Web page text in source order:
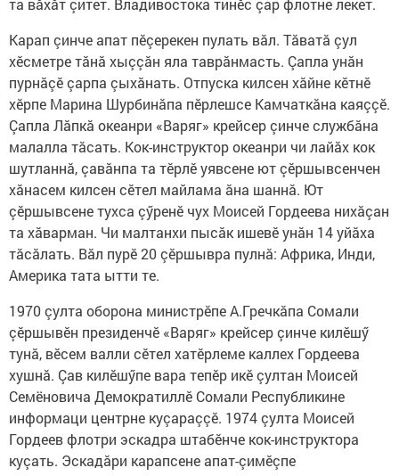
та вăхăт çитет. Владивостока тинӗс çар флотне лекет.
Карап çинче апат пӗçерекен пулать вăл. Тăватă çул
хӗсметре тăнă хыççăн яла таврăнмасть. Çапла унăн
пурнăçӗ çарпа çыхăнать. Отпуска килсен хăйне кӗтнӗ
хӗрпе Марина Шурбинăпа пӗрлешсе Камчаткăна каяççӗ.
Çапла Лăпкă океанри «Варяг» крейсер çинче службăна
малалла тăсать. Кок-инструктор океанри чи лайăх кок
шутланнă, çавăнпа та тӗрлӗ уявсене ют çӗршывсенчен
хăнасем килсен сӗтел майлама ăна шаннă. Ют
çӗршывсене тухса çӳренӗ чух Моисей Гордеева нихăçан
та хăварман. Чи малтанхи пысăк ишевӗ унăн 14 уйăха
тăсăлать. Вăл пурӗ 20 çӗршывра пулнă: Африка, Инди,
Америка тата ытти те.
1970 çулта оборона министрӗпе А.Гречкăпа Сомали
çӗршывӗн президенчӗ «Варяг» крейсер çинче килӗшӳ
тунă, вӗсем валли сӗтел хатӗрлеме каллех Гордеева
хушнă. Çав килӗшӳпе вара тепӗр икӗ çултан Моисей
Семёновича Демократиллӗ Сомали Респуб­ликине
информаци центрне куçараççӗ. 1974 çулта Моисей
Гордеев флотри эскадра штабӗнче кок-инструктора
куçать. Эскадăри карапсене апат-çимӗçпе